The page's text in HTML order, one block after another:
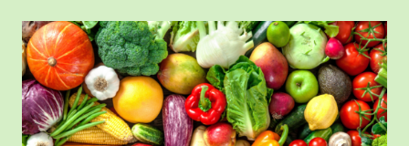
VHS
FRANKFURT
“EINFÜHRUNG
IN
DIE
VEGANE
SPORTERNÄHRUNG”